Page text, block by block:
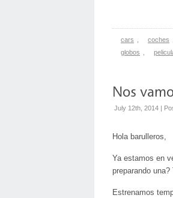
cars coches
globos
July 12th, 2014 |
Hola barulleros,
Ya estamos en
preparando
Estrenamos